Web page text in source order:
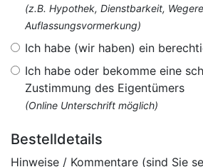
(z.B. Hypothek, Dienstbarkeit,
Auflassungsvormerkung)
Ich habe (wir haben) ein
Ich habe oder bekomme eine
Zustimmung des Eigentümers
(Online Unterschrift möglich)
Bestelldetails
Hinweise / Kommentare (sind Sie